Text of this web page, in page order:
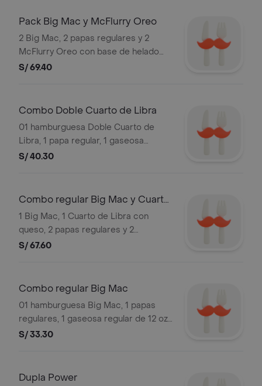
producto en "Hamburguesas".
Imágenes referenciales.
Pack Big Mac y McFlurry Oreo
2 Big Mac, 2 papas regulares y 2
McFlurry Oreo con base de helado
vainilla. Válida hoy. Stock: 3,000
Imágenes referenciales.
S/ 69.40
Combo Doble Cuarto de Libra
01 hamburguesa Doble Cuarto de
Libra, 1 papa regular, 1 gaseosa
mediana de 16 oz. La gaseosa viene
"Hamburguesas". Imágenes
referenciales.
S/ 40.30
Combo regular Big Mac y Cuarto
de Libra
1 Big Mac, 1 Cuarto de Libra con
queso, 2 papas regulares y 2
gaseosas regulares de 12 oz. La
unds.Ver detalle de producto en
"Hamburguesas". Imagenes
referenciales.
S/ 67.60
Combo regular Big Mac
01 hamburguesa Big Mac, 1 papas
regulares, 1 gaseosa regular de 12 oz.
La gaseosa viene con hielo. Válida
"Hamburguesas". Imagenes
S/ 33.30
Dupla Power